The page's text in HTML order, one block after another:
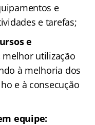
e
e tarefas;
e
melhor utilização
à melhoria dos
e à consecução
equipe: